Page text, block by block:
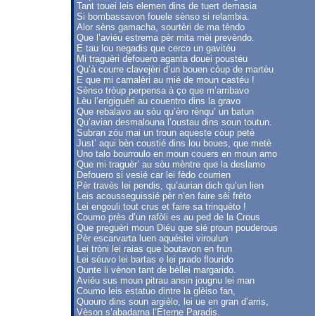
Tant touei leis elemen dins de tuert demasia
Si bombassavon fouele sènso si relambia.
Alor sèns gamacha, sourtèri de ma tèndo
Que l’aviéu estrema pèr mita mèi prevèndo.
E tau lou negadis que cerco un gavitéu
Mi traguèri defouero aganta douei poustéu
Qu’à courre clavejèri d’un bouen còup de martèu
E que mi camalèri au mié de moun castéu !
Sènso tròup perpensa à ço que m’arribavo
Lèu l’erigiguèri au couentro dins la gravo
Que rebalavo au sòu qu’èro rènqu’ un batun
Qu’avian desmalouna l’oustau dins soun toutun.
Subran zóu mai un troun aqueste còup petè
Just’ aqui bèn coustié dins lou boues, que metè
Uno talo bourroulo en moun couers en moun amo
Que mi traguèr’ au sòu mèntre que la deslamo
Defouero si vesié car lei fèdo courrien
Pèr travès lei pendis, qu’aurian dich qu’un lien
Leis acousseguissié pèr n’en faire sèi frèto
Lei engouli tout crus et faire sa trinquèto !
Coumo près d’un rafòli es au ped de la Crous
Que preguèri moun Diéu que sié proun pouderous
Pèr escarvarta luen aquéstei viroulun
Lei tròni lei raias que boutavon en frun
Lei séuvo lei bartas e lei prado flourido
Ounte li vènon tant de bèllei margarido.
Aviéu sus moun pitrau ansin jougnu lei man
Coumo leis estatuo dintre la glèiso fan,
Quouro dins soun argièlo, lei ue en gran d’arris,
Vèson s’abadarna l’Eterne Paradis.